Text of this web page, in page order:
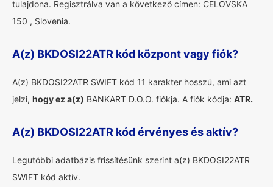
tulajdona. Regisztrálva van a következő címen: CELOVSKA
150 , Slovenia.
A(z) BKDOSI22ATR kód központ vagy fiók?
A(z) BKDOSI22ATR SWIFT kód 11 karakter hosszú, ami azt
jelzi, hogy ez a(z) BANKART D.O.O. fiókja. A fiók kódja: ATR.
A(z) BKDOSI22ATR kód érvényes és aktív?
Legutóbbi adatbázis frissítésünk szerint a(z) BKDOSI22ATR
SWIFT kód aktív.